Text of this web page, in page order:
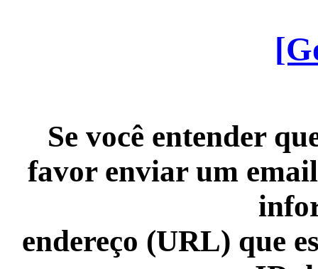
Se você entender
favor enviar um
endereço (URL) que